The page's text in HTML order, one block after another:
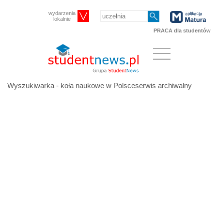
wydarzenia
lokalnie
PRACA dla studentów
Wyszukiwarka - koła naukowe w Polsceserwis archiwalny